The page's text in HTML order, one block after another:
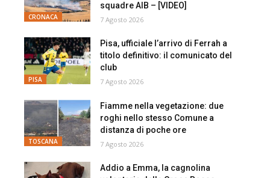
CRONACA
squadre AIB – [VIDEO]
7 Agosto 2026
PISA
Pisa, ufficiale l’arrivo di Ferrah a
titolo definitivo: il comunicato del
club
7 Agosto 2026
TOSCANA
Fiamme nella vegetazione: due
roghi nello stesso Comune a
distanza di poche ore
7 Agosto 2026
Addio a Emma, la cagnolina